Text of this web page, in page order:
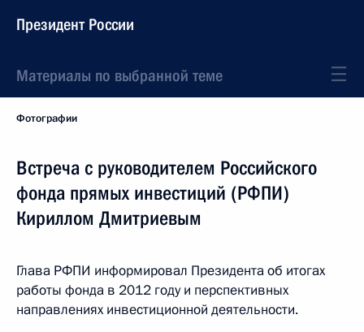
Президент России
Материалы по выбранной теме
Фотографии
Встреча с руководителем Российского
фонда прямых инвестиций (РФПИ)
Кириллом Дмитриевым
Глава РФПИ информировал Президента об итогах
работы фонда в 2012 году и перспективных
направлениях инвестиционной деятельности.